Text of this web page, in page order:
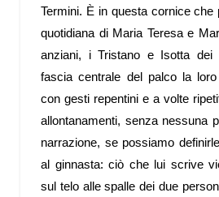
Termini. È in questa cornice che
quotidiana di Maria Teresa e
anziani, i Tristano e Isotta dei
fascia centrale del palco la
con gesti repentini e a volte
allontanamenti, senza nessuna
narrazione, se possiamo
al ginnasta: ciò che lui scrive
sul telo alle spalle dei due